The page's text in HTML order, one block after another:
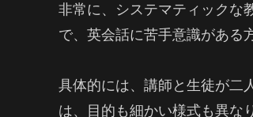
非常に、システマティックな
で、英会話に苦手意識がある
具体的には、講師と生徒が二
は、目的も細かい様式も異な